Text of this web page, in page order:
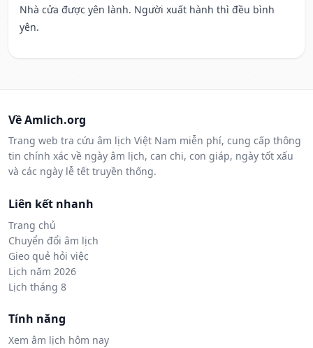
Nhà cửa được yên lành. Người xuất hành thì đều bình
yên.
Về Amlich.org
Trang web tra cứu âm lịch Việt Nam miễn phí, cung cấp thông
tin chính xác về ngày âm lịch, can chi, con giáp, ngày tốt xấu
và các ngày lễ tết truyền thống.
Liên kết nhanh
Trang chủ
Chuyển đổi âm lịch
Gieo quẻ hỏi việc
Lịch năm 2026
Lịch tháng 8
Tính năng
Xem âm lịch hôm nay